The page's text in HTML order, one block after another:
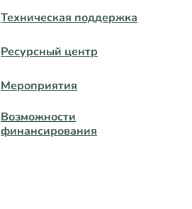
Техническая поддержка
Ресурсный центр
Мероприятия
Возможности
финансирования